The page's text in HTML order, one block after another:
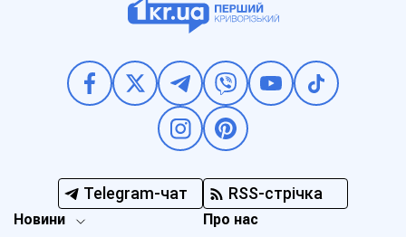
Telegram-чат RSS-стрічка
Новини Про нас